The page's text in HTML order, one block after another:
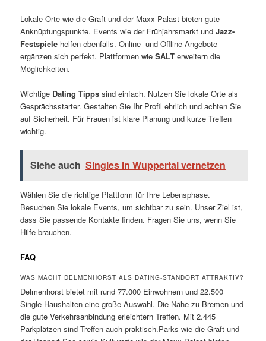
Lokale Orte wie die Graft und der Maxx-Palast bieten gute
Anknüpfungspunkte. Events wie der Frühjahrsmarkt undJazz-
Festspiele helfen ebenfalls. Online- und Offline-Angebote
ergänzen sich perfekt. Plattformen wieSALT erweitern die
Möglichkeiten.
Wichtige Dating Tipps sind einfach. Nutzen Sie lokale Orte als
Gesprächsstarter. Gestalten Sie Ihr Profil ehrlich und achten Sie
auf Sicherheit. Für Frauen ist klare Planung und kurze Treffen
wichtig.
Siehe auch Singles in Wuppertal vernetzen
Wählen Sie die richtige Plattform für Ihre Lebensphase.
Besuchen Sie lokale Events, um sichtbar zu sein. Unser Ziel ist,
dass Sie passende Kontakte finden. Fragen Sie uns, wenn Sie
Hilfe brauchen.
FAQ
WAS MACHT DELMENHORST ALS DATING-STANDORT ATTRAKTIV?
Delmenhorst bietet mit rund 77.000 Einwohnern und 22.500
Single-Haushalten eine große Auswahl. Die Nähe zu Bremen und
die gute Verkehrsanbindung erleichtern Treffen. Mit 2.445
Parkplätzen sind Treffen auch praktisch.Parks wie die Graft und